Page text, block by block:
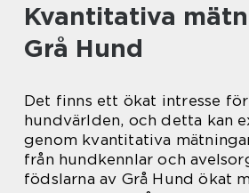
Kvantitativa
Grå Hund
Det finns ett ökat intresse
hundvärlden, och detta kan
genom kvantitativa
från hundkennlar och
födslarna av Grå Hund ökat